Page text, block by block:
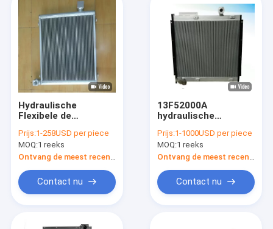
Hydraulische
Flexibele de
K9006314 van DX60
DX60W
Prijs:1-258USD per piece
MOQ:1 reeks
Contact nu
13F52000A
hydraulische
dh420-5 dh470-5
dh500-5 dh500-7
Prijs:1-1000USD per piece
MOQ:1 reeks
Contact nu